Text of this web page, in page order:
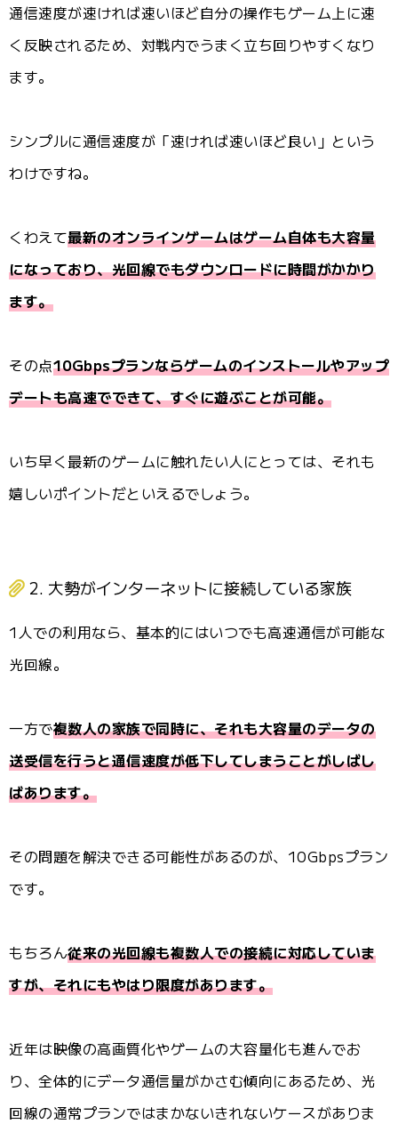
通信速度が速ければ速いほど自分の操作もゲーム上に速
く反映されるため、対戦内でうまく立ち回りやすくなり
ます。
シンプルに通信速度が「速ければ速いほど良い」という
わけですね。
くわえて最新のオンラインゲームはゲーム自体も大容量
になっており、光回線でもダウンロードに時間がかかり
ます。
その点10Gbpsプランならゲームのインストールやアップ
デートも高速でできて、すぐに遊ぶことが可能。
いち早く最新のゲームに触れたい人にとっては、それも
嬉しいポイントだといえるでしょう。
2. 大勢がインターネットに接続している家族
1人での利用なら、基本的にはいつでも高速通信が可能な
光回線。
一方で複数人の家族で同時に、それも大容量のデータの
送受信を行うと通信速度が低下してしまうことがしばし
ばあります。
その問題を解決できる可能性があるのが、10Gbpsプラン
です。
もちろん従来の光回線も複数人での接続に対応していま
すが、それにもやはり限度があります。
近年は映像の高画質化やゲームの大容量化も進んでお
り、全体的にデータ通信量がかさむ傾向にあるため、光
回線の通常プランではまかないきれないケースがありま